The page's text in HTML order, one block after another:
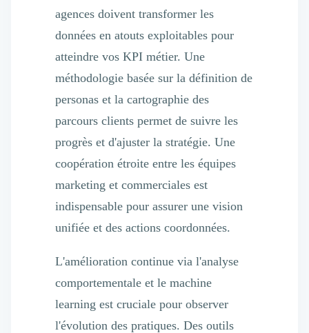
agences doivent transformer les
données en atouts exploitables pour
atteindre vos KPI métier. Une
méthodologie basée sur la définition de
personas et la cartographie des
parcours clients permet de suivre les
progrès et d'ajuster la stratégie. Une
coopération étroite entre les équipes
marketing et commerciales est
indispensable pour assurer une vision
unifiée et des actions coordonnées.
L'amélioration continue via l'analyse
comportementale et le machine
learning est cruciale pour observer
l'évolution des pratiques. Des outils